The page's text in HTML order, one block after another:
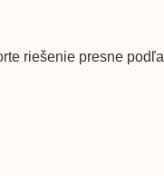
riešenie presne podľa